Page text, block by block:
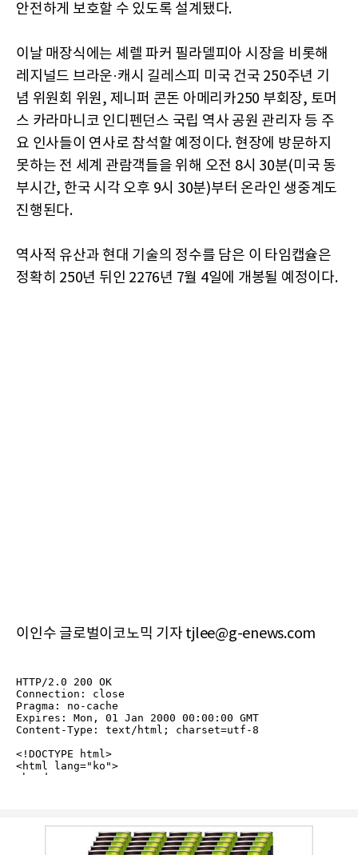
안전하게 보호할 수 있도록 설계됐다.
이날 매장식에는 셰렐 파커 필라델피아 시장을 비롯해
레지널드 브라운·캐시 길레스피 미국 건국 250주년 기
념 위원회 위원, 제니퍼 콘돈 아메리카250 부회장, 토머
스 카라마니코 인디펜던스 국립 역사 공원 관리자 등 주
요 인사들이 연사로 참석할 예정이다. 현장에 방문하지
못하는 전 세계 관람객들을 위해 오전 8시 30분(미국 동
부시간, 한국 시각 오후 9시 30분)부터 온라인 생중계도
진행된다.
역사적 유산과 현대 기술의 정수를 담은 이 타임캡슐은
정확히 250년 뒤인 2276년 7월 4일에 개봉될 예정이다.
이인수 글로벌이코노믹 기자 tjlee@g-enews.com